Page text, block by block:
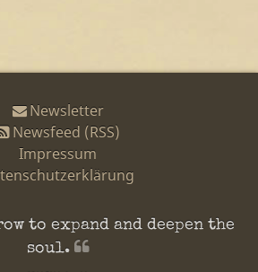
Newsletter
Newsfeed (RSS)
Impressum
to expand and deepen the
soul.